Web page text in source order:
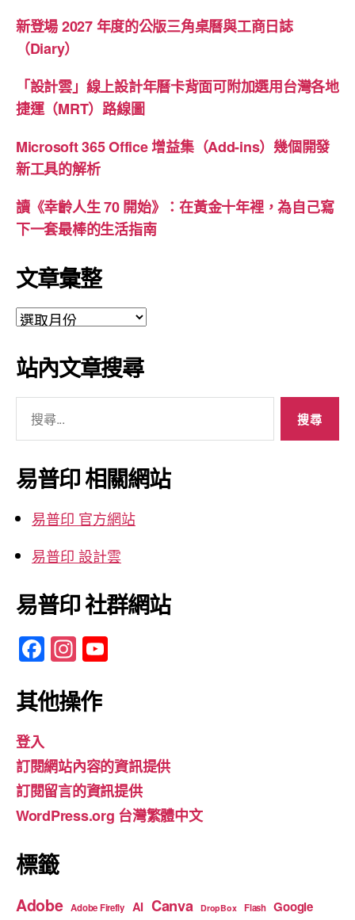
新登場 2027 年度的公版三角桌曆與工商日誌
（Diary）
「設計雲」線上設計年曆卡背面可附加選用台灣各地
捷運（MRT）路線圖
Microsoft 365 Office 增益集（Add-ins）幾個開發
新工具的解析
讀《幸齡人生 70 開始》：在黃金十年裡，為自己寫
下一套最棒的生活指南
文章彙整
文
彙
整
站內文章搜尋
鍵
字:
易普印 相關網站
易普印 官方網站
易普印 設計雲
易普印 社群網站
F
a
c
b
o
o
k
In
st
a
gr
a
m
u
b
e
其他操作
登入
訂閱網站內容的資訊提供
訂閱留言的資訊提供
WordPress.org 台灣繁體中文
標籤
Adobe Adobe Firefly AI Canva DropBox Flash Google